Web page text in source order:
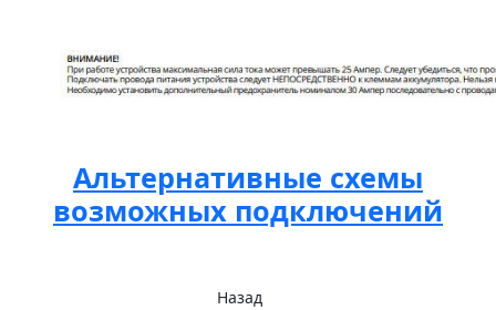
Альтернативные схемы
возможных подключений
Назад